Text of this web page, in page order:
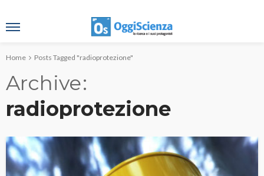
Home Posts Tagged "radioprotezione"
Archive
radioprotezione